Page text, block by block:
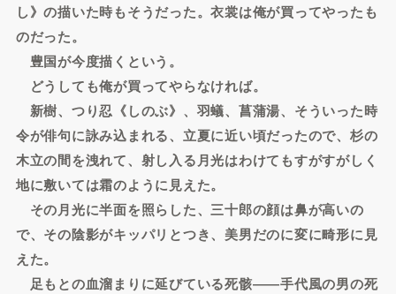
し》の描いた時もそうだった。衣裳は俺が買ってやったも
のだった。
豊国が今度描くという。
どうしても俺が買ってやらなければ。
新樹、つり忍《しのぶ》、羽蟻、菖蒲湯、そういった時
令が俳句に詠み込まれる、立夏に近い頃だったので、杉の
木立の間を洩れて、射し入る月光はわけてもすがすがしく
地に敷いては霜のように見えた。
その月光に半面を照らした、三十郎の顔は鼻が高いの
で、その陰影がキッパリとつき、美男だのに変に畸形に見
えた。
足もとの血溜まりに延びている死骸――手代風の男の死